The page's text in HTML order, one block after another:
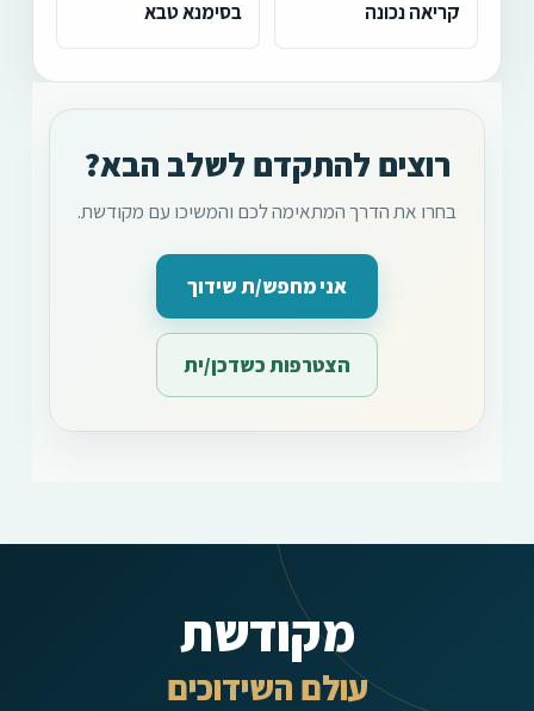
קריאה נכונה בסימנא טבא
רוצים להתקדם לשלב הבא?
בחרו את הדרך המתאימה לכם והמשיכו עם מקודשת.
אני מחפש/ת שידוך
הצטרפות כשדכן/ית
מקודשת
עולם השידוכים